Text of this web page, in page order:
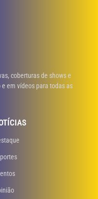
coberturas de shows e
em vídeos para todas as